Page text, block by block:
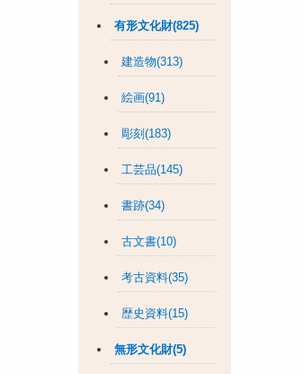
有形文化財(825)
建造物(313)
絵画(91)
彫刻(183)
工芸品(145)
書跡(34)
古文書(10)
考古資料(35)
歴史資料(15)
無形文化財(5)